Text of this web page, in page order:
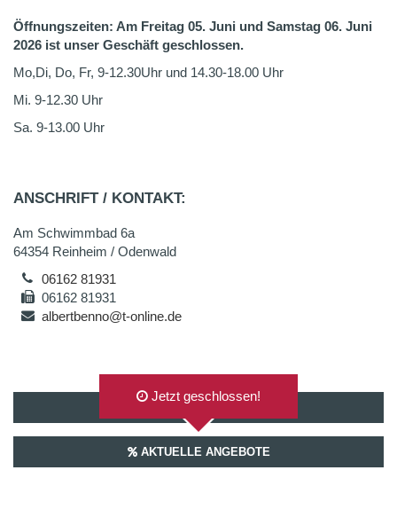
Öffnungszeiten: Am Freitag 05. Juni und Samstag 06. Juni
2026 ist unser Geschäft geschlossen.
Mo,Di, Do, Fr, 9-12.30Uhr und 14.30-18.00 Uhr
Mi. 9-12.30 Uhr
Sa. 9-13.00 Uhr
ANSCHRIFT / KONTAKT:
Am Schwimmbad 6a
64354 Reinheim / Odenwald
06162 81931
06162 81931
albertbenno@t-online.de
AUF GOOGLEMAPS ANZEIGEN
Jetzt geschlossen!
AKTUELLE ANGEBOTE